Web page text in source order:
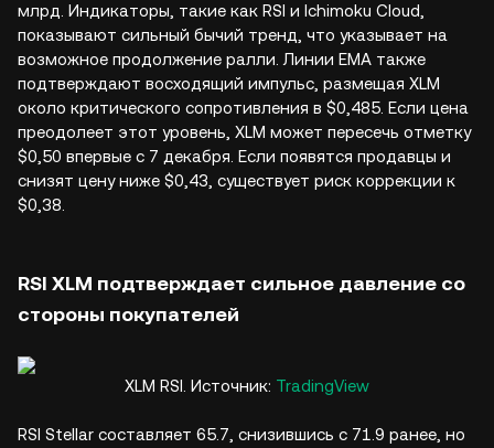
млрд. Индикаторы, такие как RSI и Ichimoku Cloud,
показывают сильный бычий тренд, что указывает на
возможное продолжение ралли. Линии EMA также
подтверждают восходящий импульс, размещая XLM
около критического сопротивления в $0,485. Если цена
преодолеет этот уровень, XLM может пересечь отметку
$0,50 впервые с 7 декабря. Если появятся продавцы и
снизят цену ниже $0,43, существует риск коррекции к
$0,38.
RSI XLM подтверждает сильное давление со
стороны покупателей
XLM RSI. Источник: TradingView
RSI Stellar составляет 65.7, снизившись с 71.9 ранее, но